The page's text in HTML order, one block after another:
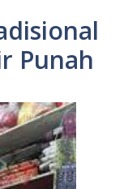
Punah